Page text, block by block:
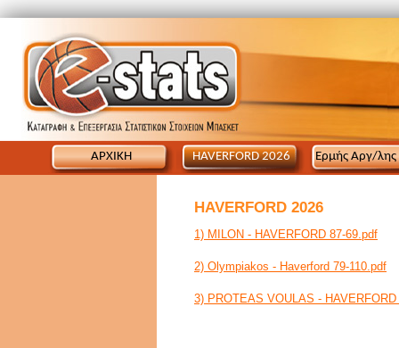
ΑΡΧΙΚΗ HAVERFORD 2026 Ερμής Αργ/
HAVERFORD 2026
1) MILON - HAVERFORD 87-69.pdf
2) Olympiakos - Haverford 79-110.pdf
3) PROTEAS VOULAS -